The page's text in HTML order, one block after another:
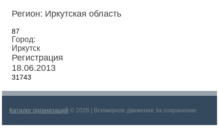
Регион: Иркутская область
87
Город:
Иркутск
Регистрация
18.06.2013
31743
Каталог организаций © 2026 | Всемирное движение за сохранение